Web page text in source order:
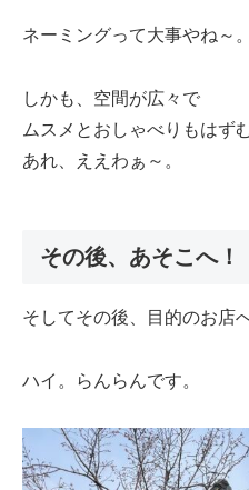
ネーミングって大事やね～。
しかも、空間が広々で
ムスメとおしゃべりもはず
あれ、ええわぁ～。
その後、あそこへ！
そしてその後、目的のお店へ
ハイ。らんらんです。